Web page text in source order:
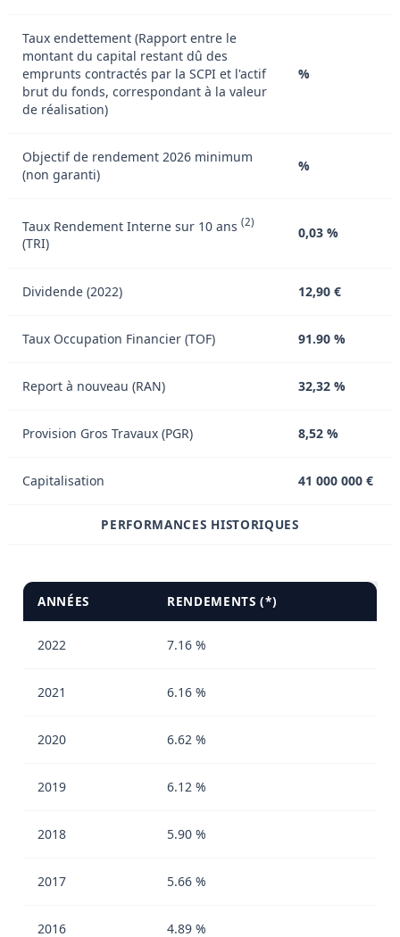
Taux endettement (Rapport entre le
montant du capital restant dû des
emprunts contractés par la SCPI et l'actif
brut du fonds, correspondant à la valeur
de réalisation)
%
Objectif de rendement 2026 minimum
(non garanti)
%
Taux Rendement Interne sur 10 ans (2)
(TRI)
0,03 %
Dividende (2022) 12,90 €
Taux Occupation Financier (TOF) 91.90 %
Report à nouveau (RAN) 32,32 %
Provision Gros Travaux (PGR) 8,52 %
Capitalisation 41 000 000 €
PERFORMANCES HISTORIQUES
ANNÉES RENDEMENTS (*)
2022 7.16 %
2021 6.16 %
2020 6.62 %
2019 6.12 %
2018 5.90 %
2017 5.66 %
2016 4.89 %